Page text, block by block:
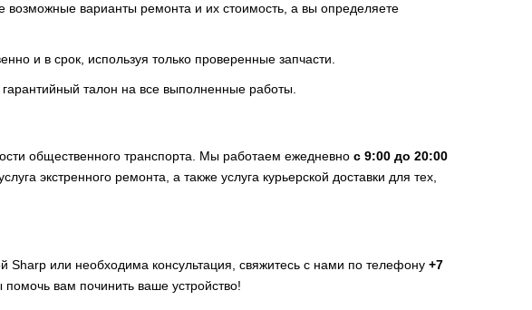
варианты ремонта и их стоимость, а вы определяете
и в срок, используя только проверенные запчасти.
талон на все выполненные работы.
общественного транспорта. Мы работаем ежедневно с 9:00 до 20:00
экстренного ремонта, а также услуга курьерской доставки для тех,
Sharp или необходима консультация, свяжитесь с нами по телефону +7
помочь вам починить ваше устройство!